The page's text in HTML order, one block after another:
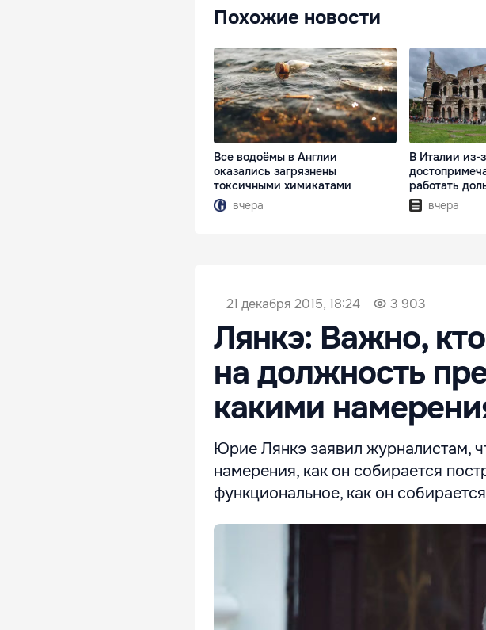
Похожие новости
Все водоёмы в Англии
оказались загрязнены
токсичными химикатами
вчера
В Италии из-
работать
вчера
21 декабря 2015, 18:24 3 903
Лянкэ: Важно,
на должность
какими
Юрие Лянкэ заявил журналистам,
намерения, как он собирается
функциональное, как он